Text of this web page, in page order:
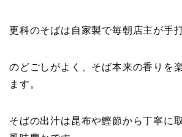
更科のそばは自家製で毎朝店主が手
のどごしがよく、そば本来の香りを
ます。
そばの出汁は昆布や鰹節から丁寧に